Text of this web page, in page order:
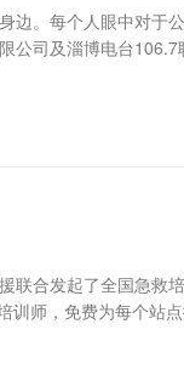
。每个人眼中对于
公司及淄博电台106.7
合发起了全国急救
训师，免费为每个站